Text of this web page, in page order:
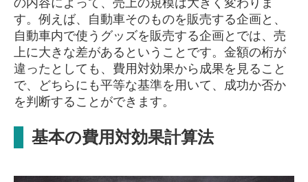
す。例えば、自動車そのものを販売する企画と、
自動車内で使うグッズを販売する企画とでは、売
上に大きな差があるということです。金額の桁が
違ったとしても、費用対効果から成果を見ること
で、どちらにも平等な基準を用いて、成功か否か
を判断することができます。
基本の費用対効果計算法